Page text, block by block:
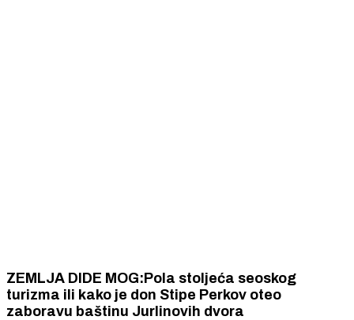
ZEMLJA DIDE MOG:Pola stoljeća seoskog
turizma ili kako je don Stipe Perkov oteo
zaboravu baštinu Jurlinovih dvora